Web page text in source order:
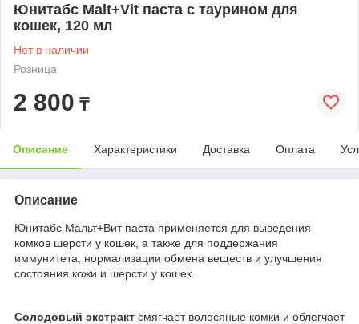
Юнитабс Malt+Vit паста с таурином для
кошек, 120 мл
Нет в наличии
Розница
2 800 ₸
Описание Характеристики Доставка Оплата
Описание
Юнитабс Мальт+Вит паста применяется для выведения
комков шерсти у кошек, а также для поддержания
иммунитета, нормализации обмена веществ и улучшения
состояния кожи и шерсти у кошек.
Солодовый экстракт смягчает волосяные комки и облегчает